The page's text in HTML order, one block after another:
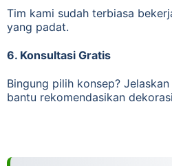
Tim kami sudah terbiasa
yang padat.
6. Konsultasi Gratis
Bingung pilih konsep?
bantu rekomendasikan